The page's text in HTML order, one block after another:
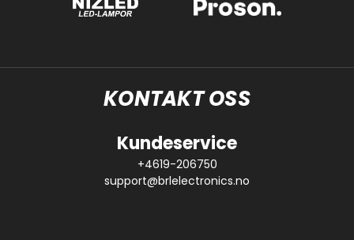
KONTAKT OSS
Kundeservice
+4619-206750
support@brlelectronics.no